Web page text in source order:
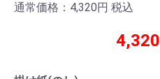
通常価格：4,320円 税込
4,320